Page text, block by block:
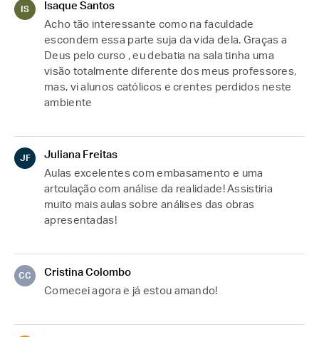
IS
Isaque Santos
Acho tão interessante como na faculdade
escondem essa parte suja da vida dela. Graças a
Deus pelo curso , eu debatia na sala tinha uma
visão totalmente diferente dos meus professores,
mas, vi alunos católicos e crentes perdidos neste
ambiente
JF
Juliana Freitas
Aulas excelentes com embasamento e uma
artculação com análise da realidade! Assistiria
muito mais aulas sobre análises das obras
apresentadas!
CC
Cristina Colombo
Comecei agora e já estou amando!